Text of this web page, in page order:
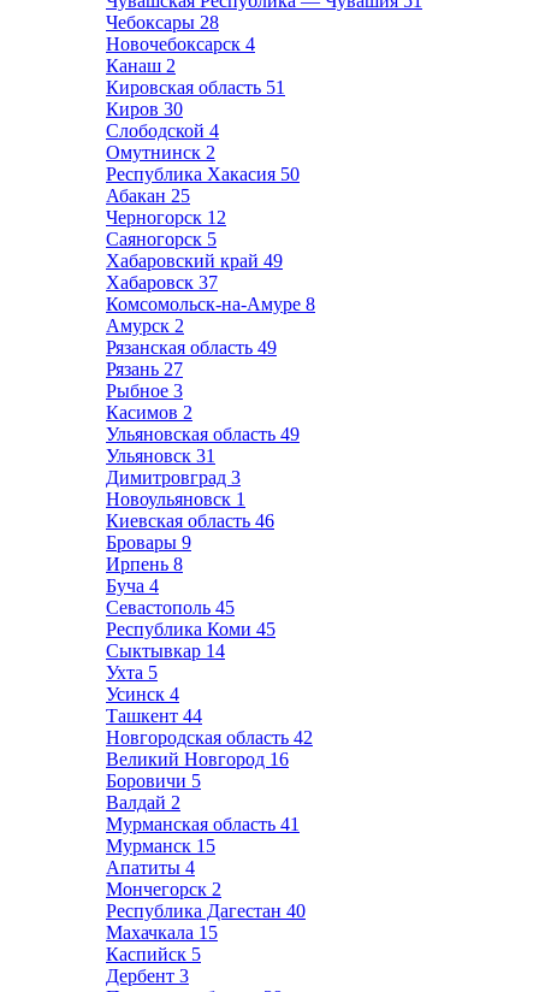
Чебоксары 28
Новочебоксарск 4
Канаш 2
Кировская область 51
Киров 30
Слободской 4
Омутнинск 2
Республика Хакасия 50
Абакан 25
Черногорск 12
Саяногорск 5
Хабаровский край 49
Хабаровск 37
Комсомольск-на-Амуре 8
Амурск 2
Рязанская область 49
Рязань 27
Рыбное 3
Касимов 2
Ульяновская область 49
Ульяновск 31
Димитровград 3
Новоульяновск 1
Киевская область 46
Бровары 9
Ирпень 8
Буча 4
Севастополь 45
Республика Коми 45
Сыктывкар 14
Ухта 5
Усинск 4
Ташкент 44
Новгородская область 42
Великий Новгород 16
Боровичи 5
Валдай 2
Мурманская область 41
Мурманск 15
Апатиты 4
Мончегорск 2
Республика Дагестан 40
Махачкала 15
Каспийск 5
Дербент 3